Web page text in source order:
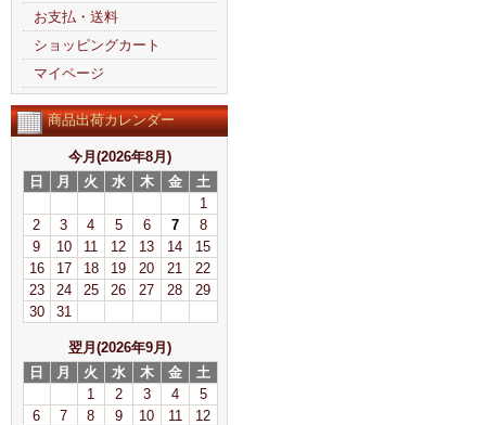
お支払・送料
ショッピングカート
マイページ
商品出荷カレンダー
今月(2026年8月)
日
月 火 水 木 金
土
1
2
3 4 5 6 7
8
9
10 11 12 13 14
15
16
17 18 19 20 21
22
23
24 25 26 27 28
29
30
31
翌月(2026年9月)
日
月 火 水 木 金
土
1
2 3 4
5
6
7 8 9 10 11
12